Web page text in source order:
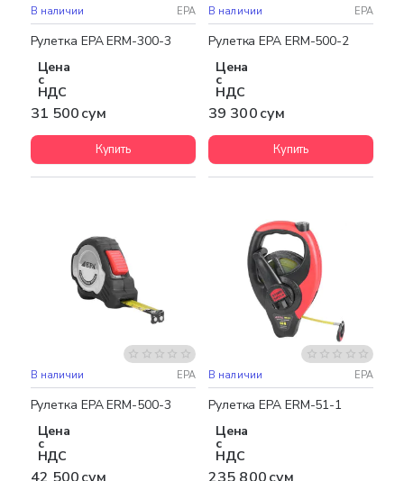
В наличии EPA
Рулетка EPA ERM-300-3
Цена
с
НДС
31 500 сум
Купить
В наличии EPA
Рулетка EPA ERM-500-2
Цена
с
НДС
39 300 сум
Купить
В наличии EPA
Рулетка EPA ERM-500-3
Цена
с
НДС
В наличии EPA
Рулетка EPA ERM-51-1
Цена
с
НДС